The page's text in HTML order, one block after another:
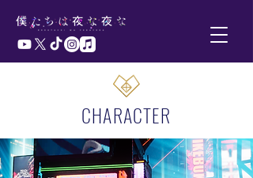
CHARACTER